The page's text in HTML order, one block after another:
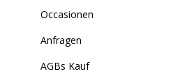
Occasionen
Anfragen
AGBs Kauf